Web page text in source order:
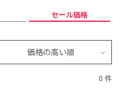
セール価格
価格の高い順
0 件